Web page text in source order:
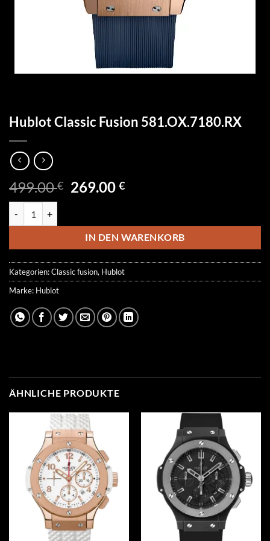
Hublot Classic Fusion 581.OX.7180.RX
499.00€ Ursprünglicher
499.00 €
269.00€Aktueller
269.00 €.
IN DEN WARENKORB
Kategorien:Classic fusion, Hublot
Marke: Hublot
ÄHNLICHE PRODUKTE